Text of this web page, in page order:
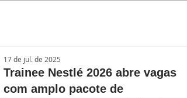
Trainee Nestlé 2026 abre vagas
com amplo pacote de
17 de jul. de 2025